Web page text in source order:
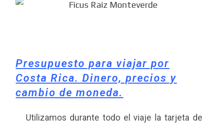
Presupuesto para viajar por
Costa Rica. Dinero, precios y
cambio de moneda.
Utilizamos durante todo el viaje la tarjeta de